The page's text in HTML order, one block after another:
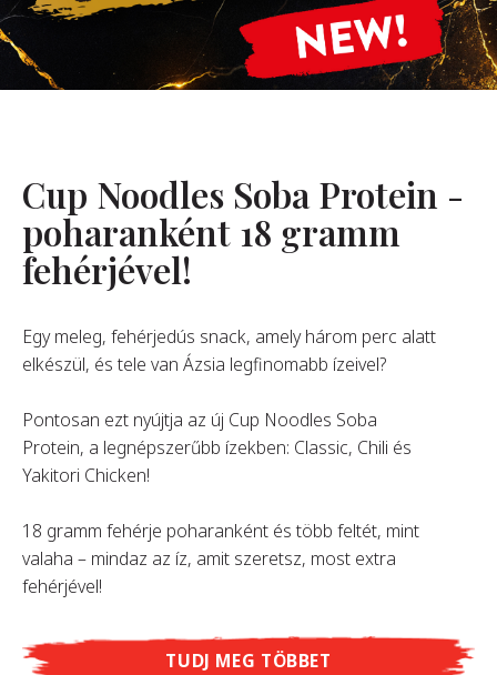
Rólunk
Karrier
GYIK
Cup Noodles Soba Protein -
poharanként 18 gramm
fehérjével!
Egy meleg, fehérjedús snack, amely három perc alatt
elkészül, és tele van Ázsia legfinomabb ízeivel?
Pontosan ezt nyújtja az új Cup Noodles Soba
Protein, a legnépszerűbb ízekben: Classic, Chili és
Yakitori Chicken!
18 gramm fehérje poharanként és több feltét, mint
valaha – mindaz az íz, amit szeretsz, most extra
fehérjével!
TUDJ MEG TÖBBET